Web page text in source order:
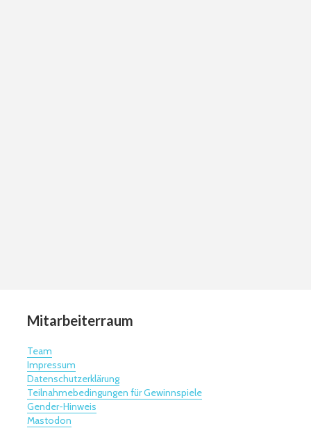
Mitarbeiterraum
Team
Impressum
Datenschutzerklärung
Teilnahmebedingungen für Gewinnspiele
Gender-Hinweis
Mastodon